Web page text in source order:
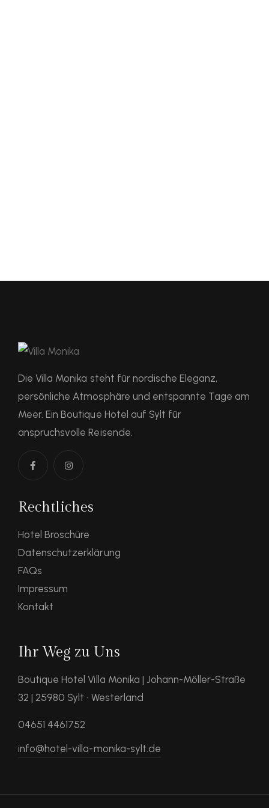
Die Villa Monika steht für nordische Eleganz,
persönliche Atmosphäre und entspannte Tage am
Meer. Ein Boutique Hotel auf Sylt für
anspruchsvolle Reisende.
Rechtliches
Hotel Broschüre
Datenschutzerklärung
FAQs
Impressum
Kontakt
Ihr Weg zu Uns
Boutique Hotel Villa Monika | Johann-Möller-Straße
32 | 25980 Sylt · Westerland
04651 4461752
info@hotel-villa-monika-sylt.de